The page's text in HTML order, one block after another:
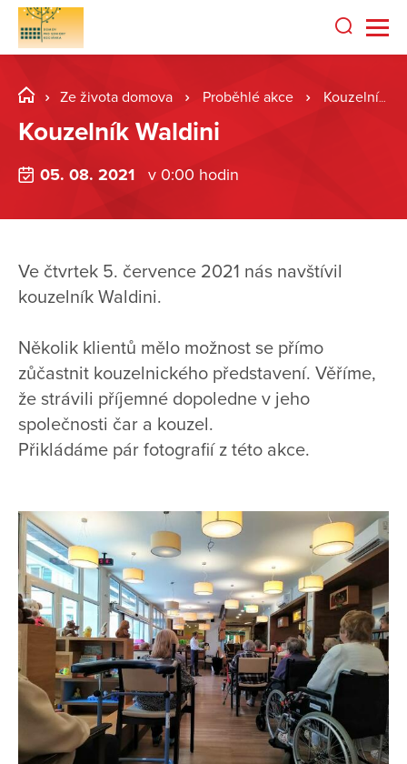
Ze života domova Proběhlé akce Kouzelník Waldini
Kouzelník Waldini
05. 08. 2021 v 0:00 hodin
Ve čtvrtek 5. července 2021 nás navštívil
kouzelník Waldini.
Několik klientů mělo možnost se přímo
zůčastnit kouzelnického představení. Věříme,
že strávili příjemné dopoledne v jeho
společnosti čar a kouzel.
Přikládáme pár fotografií z této akce.